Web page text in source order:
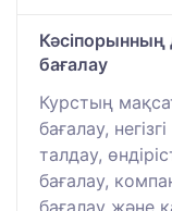
Кәсіпорынның
бағалау
Курстың
бағалау,
талдау,
бағалау,